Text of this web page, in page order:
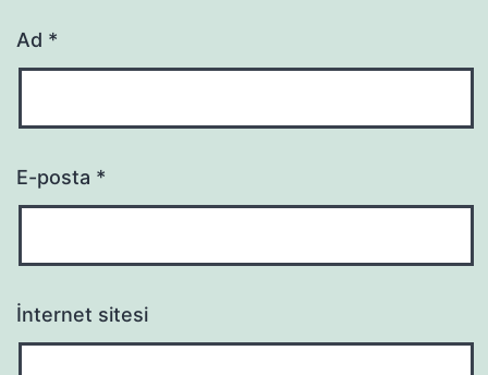
Ad *
E-posta *
İnternet sitesi